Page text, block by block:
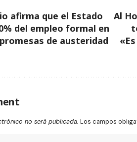
afirma que el Estado
del empleo formal en
de austeridad
Al
no será publicada. Los campos